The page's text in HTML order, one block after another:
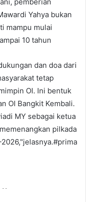
pemberian
Yahya bukan
mampu mulai
10 tahun
dan doa dari
tetap
OI. Ini bentuk
OI Bangkit Kembali.
MY sebagai ketua
pilkada